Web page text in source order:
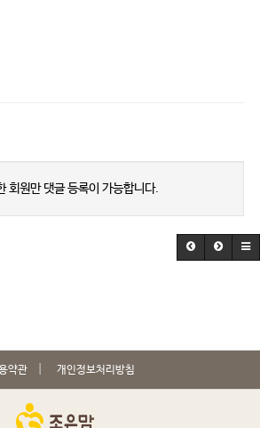
회원만 댓글 등록이 가능합니다.
약관 개인정보처리방침